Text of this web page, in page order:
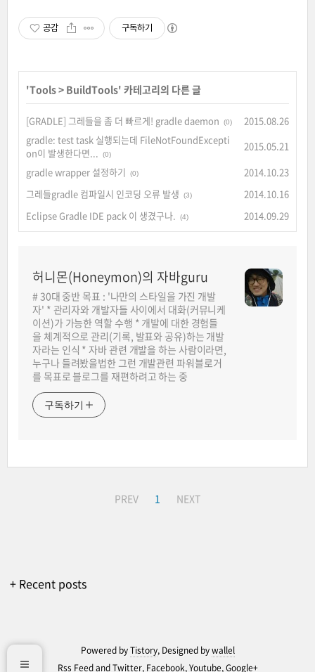
공감 구독하기
'Tools> BuildTools' 카테고리의 다른 글
[GRADLE] 그레들을 좀 더 빠르게! gradle daemon (0)
2015.08.26
gradle: test task 실행되는데 FileNotFoundExcepti
on이 발생한다면...
(0)
2015.05.21
gradle wrapper 설정하기
(0)
2014.10.23
그레들gradle 컴파일시 인코딩 오류 발생
(3)
2014.10.16
Eclipse Gradle IDE pack 이 생겼구나.
(4) 2014.09.29
허니몬(Honeymon)의 자바guru
# 30대 중반 목표 : '나만의 스타일을 가진 개발
자' * 관리자와 개발자들 사이에서 대화(커뮤니케
이션)가 가능한 역할 수행 * 개발에 대한 경험들
을 체계적으로 관리(기록, 발표와 공유)하는 개발
자라는 인식 * 자바 관련 개발을 하는 사람이라면,
누구나 들려봤을법한 그런 개발관련 파워블로거
를 목표로 블로그를 재편하려고 하는 중
구독하기
PREV 1 NEXT
+ Recent posts
Powered byTistory, Designed bywallel
Rss FeedandTwitter, Facebook,Youtube,Google+